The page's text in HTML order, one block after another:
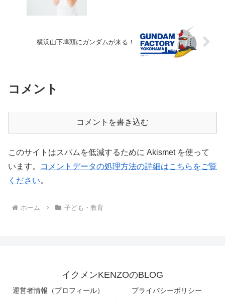
横浜山下埠頭にガンダムが来る！
コメント
コメントを書き込む
このサイトはスパムを低減するために Akismet を使って
います。
コメントデータの処理方法の詳細はこちらをご覧
ください。
ホーム 子ども・教育
イクメンKENZOのBLOG
運営者情報（プロフィール）
プライバシーポリシー